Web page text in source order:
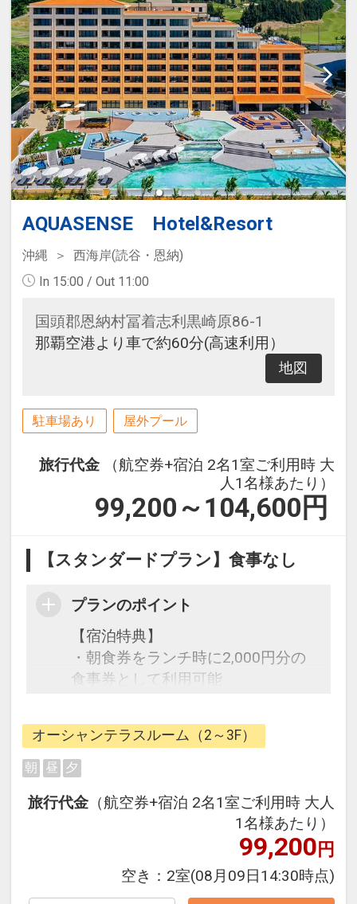
AQUASENSE Hotel&Resort
沖縄
西海岸(読谷・恩納)
In 15:00 / Out 11:00
国頭郡恩納村冨着志利黒崎原86-1
那覇空港より車で約60分(高速利用）
地図
駐車場あり 屋外プール
旅行代金
（航空券+宿泊 2名1室ご利用時 大
人1名様あたり）
99,200～104,600 円
【スタンダードプラン】食事なし
プランのポイント
【宿泊特典】
・朝食券をランチ時に2,000円分の
食事券として利用可能
OK※数に限りがございます。一部有
料アイテムあり
・屋外プール利用OK（4～10月）
2連泊で館内利用券2,000円分付
（お1人様）
3連泊で館内利用券3,000円分付
オーシャンテラスルーム（2～3F）
朝 昼 夕
旅行代金 （航空券+宿泊 2名1室ご利用時 大人
1名様あたり）
99,200円
空き： 2室(08月09日14:30時点)